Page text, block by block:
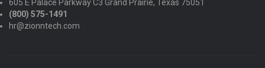
605 E Palace Parkway C3 Grand Prairie, Texas 75051
(800) 575-1491
hr@zionntech.com